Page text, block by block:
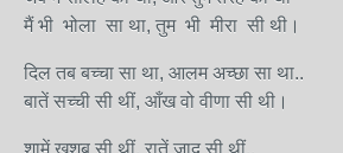
मैं भी भोला सा था, तुम भी मीरा सी थी।
दिल तब बच्चा सा था, आलम अच्छा सा था..
बातें सच्ची सी थीं, आँख वो वीणा सी थी।
शामें खुशबू सी थीं, रातें जादू सी थीं..